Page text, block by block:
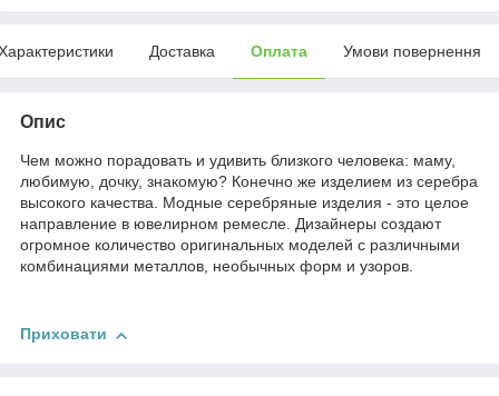
Доставка Оплата Умови повернення
Опис
Чем можно порадовать и удивить близкого человека: маму,
любимую, дочку, знакомую? Конечно же изделием из серебра
высокого качества. Модные серебряные изделия - это целое
направление в ювелирном ремесле. Дизайнеры создают
огромное количество оригинальных моделей с различными
комбинациями металлов, необычных форм и узоров.
Приховати